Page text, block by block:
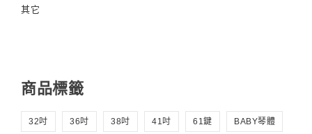
其它
商品標籤
32吋 36吋 38吋 41吋 61鍵 BABY琴體